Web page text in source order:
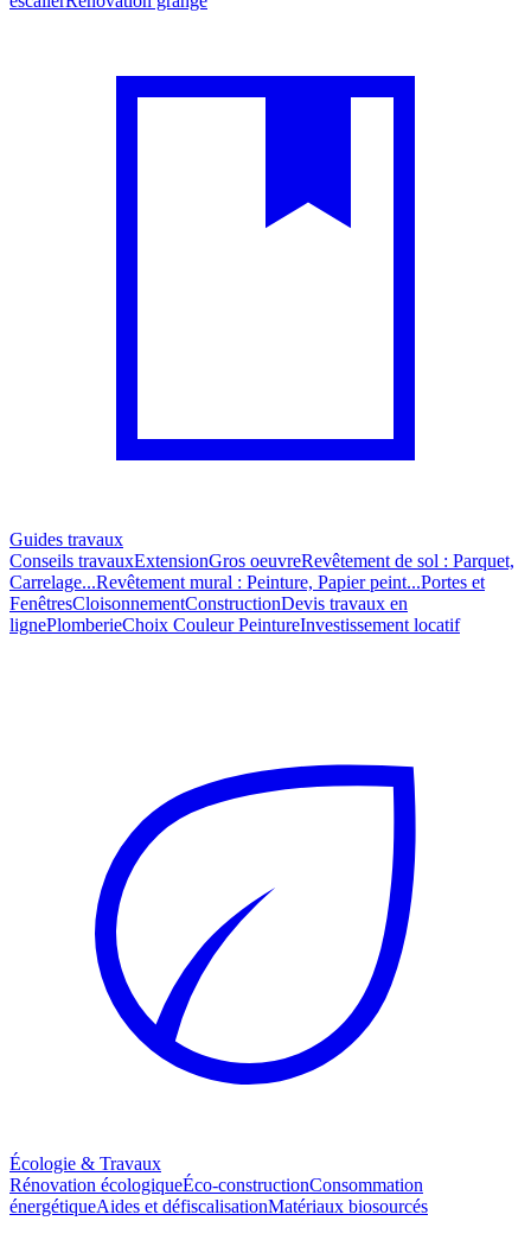
Guides travaux
Conseils travauxExtensionGros oeuvreRevêtement de sol : Parquet,
Carrelage...Revêtement mural : Peinture, Papier peint...Portes et
FenêtresCloisonnementConstructionDevis travaux en
lignePlomberieChoix Couleur PeintureInvestissement locatif
Écologie & Travaux
Rénovation écologiqueÉco-constructionConsommation
énergétiqueAides et défiscalisationMatériaux biosourcés